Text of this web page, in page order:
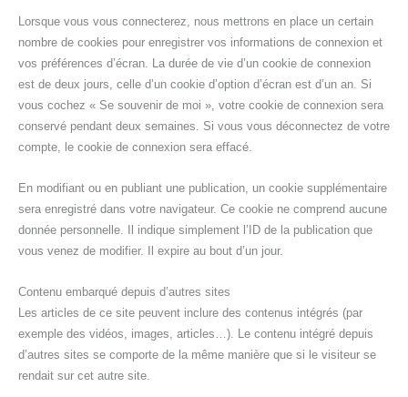
Lorsque vous vous connecterez, nous mettrons en place un certain
nombre de cookies pour enregistrer vos informations de connexion et
vos préférences d’écran. La durée de vie d’un cookie de connexion
est de deux jours, celle d’un cookie d’option d’écran est d’un an. Si
vous cochez « Se souvenir de moi », votre cookie de connexion sera
conservé pendant deux semaines. Si vous vous déconnectez de votre
compte, le cookie de connexion sera effacé.
En modifiant ou en publiant une publication, un cookie supplémentaire
sera enregistré dans votre navigateur. Ce cookie ne comprend aucune
donnée personnelle. Il indique simplement l’ID de la publication que
vous venez de modifier. Il expire au bout d’un jour.
Contenu embarqué depuis d’autres sites
Les articles de ce site peuvent inclure des contenus intégrés (par
exemple des vidéos, images, articles…). Le contenu intégré depuis
d’autres sites se comporte de la même manière que si le visiteur se
rendait sur cet autre site.